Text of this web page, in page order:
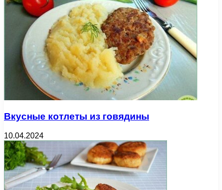
Вкусные котлеты из говядины
10.04.2024